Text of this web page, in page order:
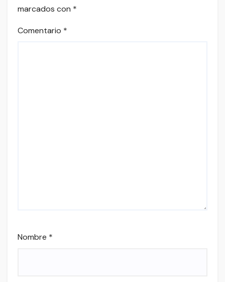
marcados con *
Comentario *
Nombre *